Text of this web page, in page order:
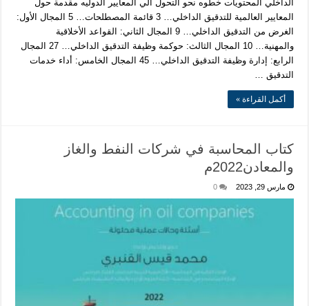
الداخلي المحتويات خطوه نحو التحول الي المعايير الدوليه مقدمة حول
المعايير العالمية للتدقيق الداخلي… 3 قائمة المصطلحات… 5 المجال الأول:
الغرض من التدقيق الداخلي… 9 المجال الثاني: القواعد الأخلاقية
والمهنية… 10 المجال الثالث: حوكمة وظيفة التدقيق الداخلي… 27 المجال
الرابع: إدارة وظيفة التدقيق الداخلي… 45 المجال الخامس: أداء خدمات
التدقيق …
أكمل القراءة »
كتاب المحاسبة في شركات النفط والغاز
والمعادن2022م
مارس 29, 2023 0